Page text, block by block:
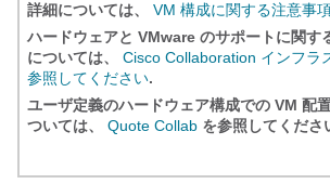
詳細については、 VM 構成に関する注意事
ハードウェアと VMware のサポートに関す
については、 Cisco Collaboration インフラ
参照してください.
ユーザ定義のハードウェア構成での VM 配
ついては、 Quote Collab を参照してくださ